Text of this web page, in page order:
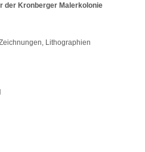
der Kronberger Malerkolonie
Lithographien